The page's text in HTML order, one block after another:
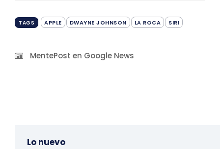
TAGS APPLE DWAYNE JOHNSON LA ROCA SIRI
MentePost en Google News
Lo nuevo